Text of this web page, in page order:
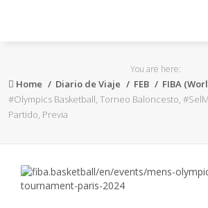
ACB
FEB
You are here:
Home Diario de Viaje FEB FIBA
#Olympics Basketball, Torneo Baloncesto,
Partido, Previa